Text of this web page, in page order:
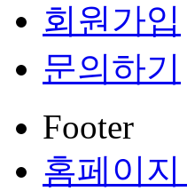
회원가입
문의하기
Footer
홈페이